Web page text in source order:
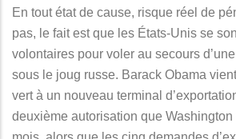
En tout état de cause, risque réel de
pas, le fait est que les États-Unis se
volontaires pour voler au secours
sous le joug russe. Barack Obama
vert à un nouveau terminal
deuxième autorisation que